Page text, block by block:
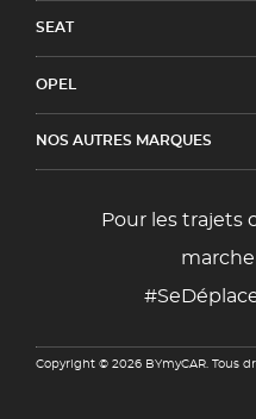
SEAT
OPEL
NOS AUTRES MARQUES
Pour les trajets
marche
Copyright © 2026 BYmyCAR. Tous